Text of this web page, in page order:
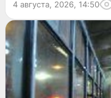
4 августа, 2026, 14:50